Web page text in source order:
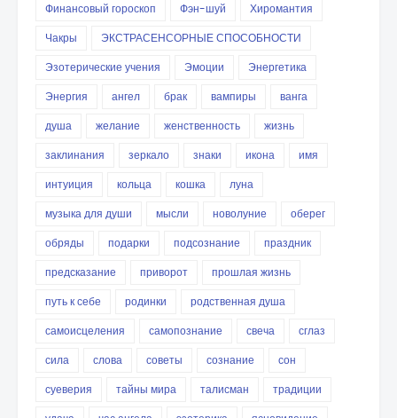
Финансовый гороскоп
Фэн-шуй
Хиромантия
Чакры
ЭКСТРАСЕНСОРНЫЕ СПОСОБНОСТИ
Эзотерические учения
Эмоции
Энергетика
Энергия
ангел брак вампиры
ванга
душа
желание женственность
жизнь
заклинания
зеркало знаки икона
имя
интуиция
кольца кошка
луна
музыка для души
мысли новолуние
оберег
обряды
подарки подсознание
праздник
предсказание
приворот
прошлая жизнь
путь к себе
родинки
родственная душа
самоисцеления
самопознание свеча
сглаз
сила
слова советы сознание
сон
суеверия
тайны мира талисман
традиции